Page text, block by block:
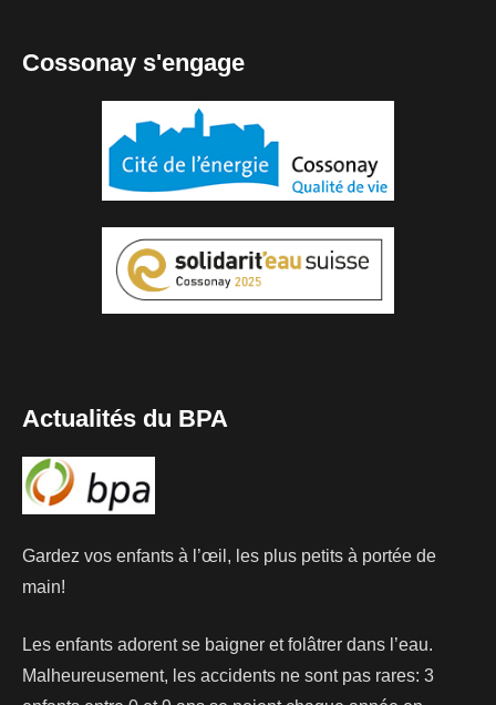
Cossonay s'engage
Actualités du BPA
Gardez vos enfants à l’œil, les plus petits à portée de
main!
Les enfants adorent se baigner et folâtrer dans l’eau.
Malheureusement, les accidents ne sont pas rares: 3